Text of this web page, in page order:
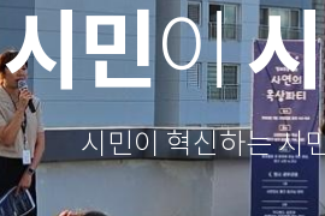
시민이
시민이 혁신하는 시